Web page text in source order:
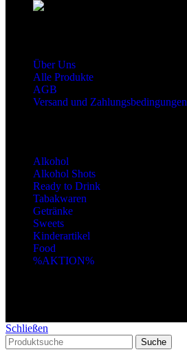
Über Uns
Alle Produkte
AGB
Versand und Zahlungsbedingungen
Alkohol
Alkohol Shots
Ready to Drink
Tabakwaren
Getränke
Sweets
Kinderartikel
Food
%AKTION%
Schließen
Suche